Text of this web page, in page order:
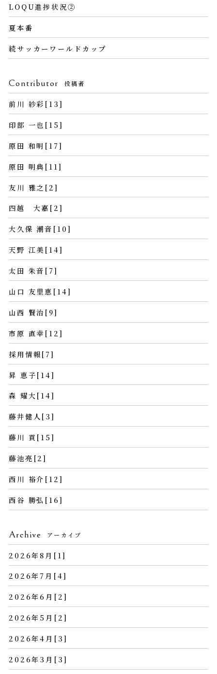
LOQU進捗状況②
夏本番
続サッカーワールドカップ
Contributor 投稿者
前川 紗彩[13]
印部 一也[15]
原田 和明[17]
原田 明典[11]
友川 雅之[2]
四越 大嘉[2]
大久保 潮音[10]
天野 江美[14]
太田 朱音[7]
山口 友里恵[14]
山西 賢治[9]
市原 直幸[12]
採用情報[7]
昇 恵子[14]
森 耀大[14]
藤井健人[3]
藤川 貢[15]
藤池亮[2]
西川 裕介[12]
西谷 勝弘[16]
Archive アーカイブ
2026年8月[1]
2026年7月[4]
2026年6月[2]
2026年5月[2]
2026年4月[3]
2026年3月[3]